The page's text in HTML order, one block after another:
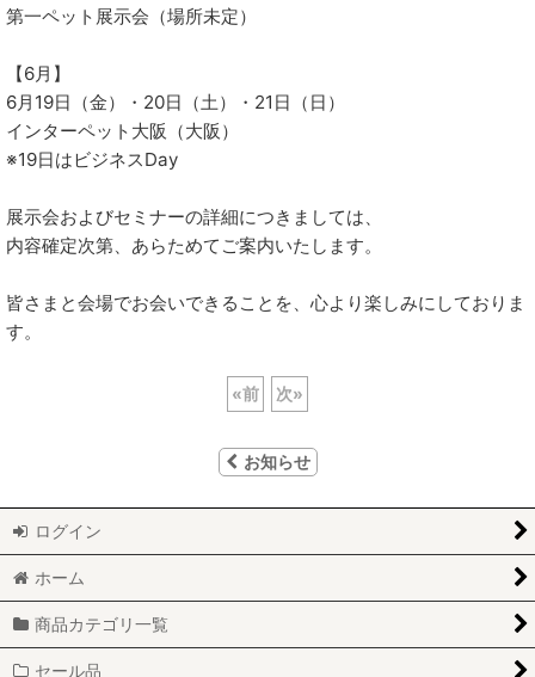
第一ペット展示会（場所未定）
【6月】
6月19日（金）・20日（土）・21日（日）
インターペット大阪（大阪）
※19日はビジネスDay
展示会およびセミナーの詳細につきましては、
内容確定次第、あらためてご案内いたします。
皆さまと会場でお会いできることを、心より楽しみにしておりま
す。
«前 次»
お知らせ
ログイン
ホーム
商品カテゴリ一覧
セール品